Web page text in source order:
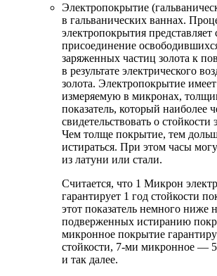
Электропокрытие
в гальванических ваннах.
электропокрытия представляет
присоединение
заряженных частиц золота к
в результате электрического
золота. Электропокрытие
измеряемую в микронах,
показатель, который наиболее
свидетельствовать о
Чем толще покрытие, тем
истираться. При этом часы
из латуни или стали.
Считается, что 1 Микрон
гарантирует 1 год стойкости
этот показатель немного ниже
подверженных истиранию
микронное покрытие
стойкости, 7-ми микронное —
и так далее.